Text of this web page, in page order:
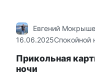
Евгений
16.06.2025Спокойной
Прикольная
ночи